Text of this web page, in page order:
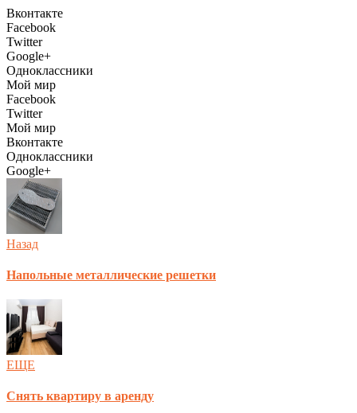
Вконтакте
Facebook
Twitter
Google+
Одноклассники
Мой мир
Facebook
Twitter
Мой мир
Вконтакте
Одноклассники
Google+
Назад
Напольные металлические решетки
ЕЩЕ
Снять квартиру в аренду